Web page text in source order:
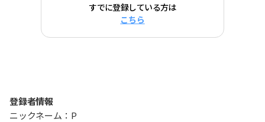
すでに登録している方は
こちら
登録者情報
ニックネーム：P